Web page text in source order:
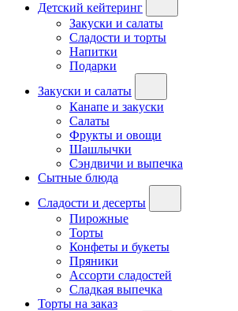
Детский кейтеринг
Закуски и салаты
Сладости и торты
Напитки
Подарки
Закуски и салаты
Канапе и закуски
Салаты
Фрукты и овощи
Шашлычки
Сэндвичи и выпечка
Сытные блюда
Сладости и десерты
Пирожные
Торты
Конфеты и букеты
Пряники
Ассорти сладостей
Сладкая выпечка
Торты на заказ